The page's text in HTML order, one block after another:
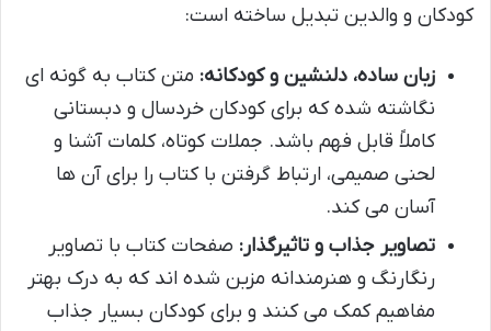
کودکان و والدین تبدیل ساخته است:
زبان ساده، دلنشین و کودکانه: متن کتاب به گونه ای
نگاشته شده که برای کودکان خردسال و دبستانی
کاملاً قابل فهم باشد. جملات کوتاه، کلمات آشنا و
لحنی صمیمی، ارتباط گرفتن با کتاب را برای آن ها
آسان می کند.
تصاویر جذاب و تاثیرگذار: صفحات کتاب با تصاویر
رنگارنگ و هنرمندانه مزین شده اند که به درک بهتر
مفاهیم کمک می کنند و برای کودکان بسیار جذاب